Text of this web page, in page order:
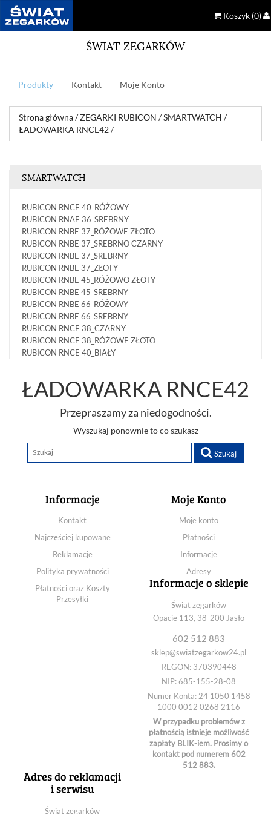
Koszyk (0)
ŚWIAT ZEGARKÓW
Produkty Kontakt Moje Konto
Strona główna/ZEGARKI RUBICON /SMARTWATCH /
ŁADOWARKA RNCE42/
SMARTWATCH
RUBICON RNCE 40_RÓŻOWY
RUBICON RNAE 36_SREBRNY
RUBICON RNBE 37_RÓŻOWE ZŁOTO
RUBICON RNBE 37_SREBRNO CZARNY
RUBICON RNBE 37_SREBRNY
RUBICON RNBE 37_ZŁOTY
RUBICON RNBE 45_RÓŻOWO ZŁOTY
RUBICON RNBE 45_SREBRNY
RUBICON RNBE 66_RÓŻOWY
RUBICON RNBE 66_SREBRNY
RUBICON RNCE 38_CZARNY
RUBICON RNCE 38_RÓŻOWE ZŁOTO
RUBICON RNCE 40_BIAŁY
RUBICON RNCE 41_CZARNY
RUBICON RNCE 42_RÓŻOWY
RUBICON RNCE 43_CZARNY
RUBICON RNCE 44_CZARNY
RUBICON RNCE 55_CZARNY
RUBICON RNCE 56_SREBRNY
RUBICON RNCE 57_NIEBIESKI
RUBICON RNCE 57_RÓŻOWY
RUBICON RNCE 58 BIAŁY
RUBICON RNCE 58 CZARNY
ŁADOWARKA RNAE36
ŁADOWARKA RNCE42
Przepraszamy za niedogodności.
Wyszukaj ponownie to co szukasz
Szukaj
Informacje
Kontakt
Najczęściej kupowane
Reklamacje
Polityka prywatności
Płatności oraz Koszty
Przesyłki
Moje Konto
Moje konto
Płatności
Informacje
Adresy
Informacje o sklepie
Świat zegarków
Opacie 113, 38-200 Jasło
602 512 883
sklep@swiatzegarkow24.pl
REGON: 370390448
NIP: 685-155-28-08
Numer Konta: 24 1050 1458
1000 0012 0268 2116
W przypadku problemów z
płatnością istnieje możliwość
zapłaty BLIK-iem. Prosimy o
kontakt pod numerem 602
512 883.
Adres do reklamacji
i serwisu
Świat zegarków